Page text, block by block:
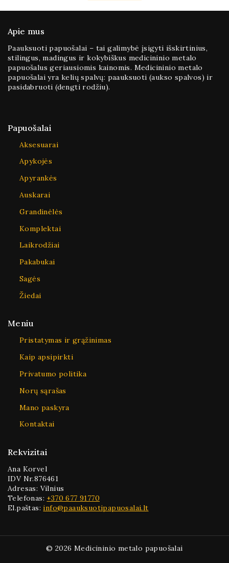
Apie mus
Paauksuoti papuošalai – tai galimybė įsigyti išskirtinius,
stilingus, madingus ir kokybiškus medicininio metalo
papuošalus geriausiomis kainomis. Medicininio metalo
papuošalai yra kelių spalvų: paauksuoti (aukso spalvos) ir
pasidabruoti (dengti rodžiu).
Papuošalai
Aksesuarai
Apykojės
Apyrankės
Auskarai
Grandinėlės
Komplektai
Laikrodžiai
Pakabukai
Sagės
Žiedai
Meniu
Pristatymas ir grąžinimas
Kaip apsipirkti
Privatumo politika
Norų sąrašas
Mano paskyra
Kontaktai
Rekvizitai
Ana Korvel
IDV Nr.876461
Adresas: Vilnius
Telefonas: +370 677 91770
El.paštas:info@paauksuotipapuosalai.lt
© 2026 Medicininio metalo papuošalai